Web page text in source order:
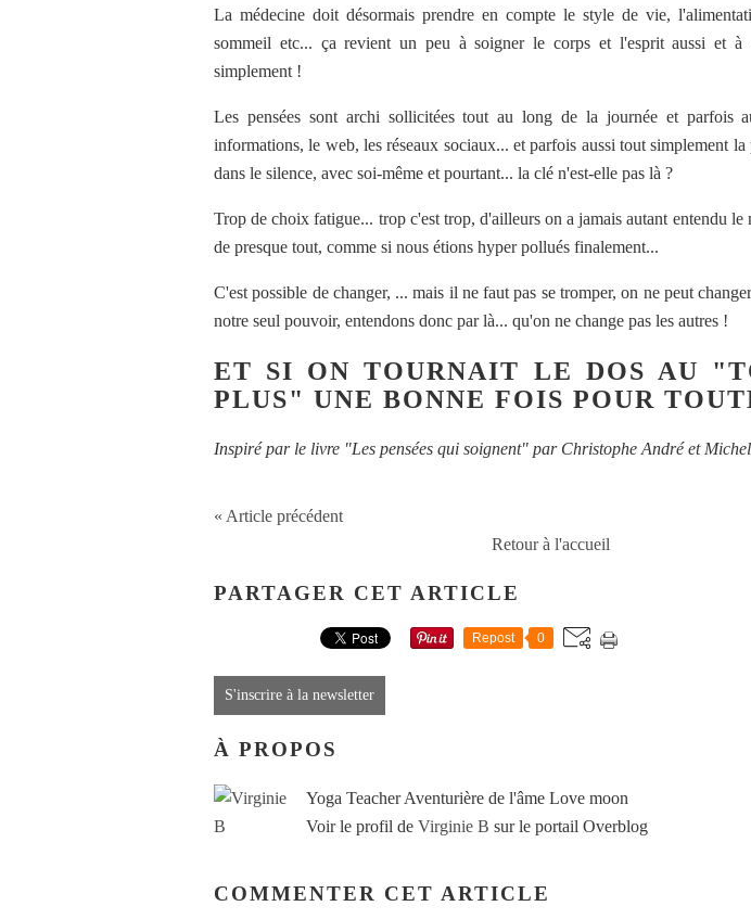
La médecine doit désormais prendre en compte le style de vie,
sommeil etc... ça revient un peu à soigner le corps et l'esprit aussi et à
simplement !
Les pensées sont archi sollicitées tout au long de la journée et parfois
informations, le web, les réseaux sociaux... et parfois aussi tout simplement la
dans le silence, avec soi-même et pourtant... la clé n'est-elle pas là ?
Trop de choix fatigue... trop c'est trop, d'ailleurs on a jamais autant entendu
de presque tout, comme si nous étions hyper pollués finalement...
C'est possible de changer, ... mais il ne faut pas se tromper, on ne peut
notre seul pouvoir, entendons donc par là... qu'on ne change pas les autres !
ET SI ON TOURNAIT LE DOS AU
PLUS" UNE BONNE FOIS POUR
Inspiré par le livre "Les pensées qui soignent" par Christophe André et
« Article précédent
Retour à l'accueil
PARTAGER CET ARTICLE
Repost 0
S'inscrire à la newsletter
À PROPOS
Yoga Teacher Aventurière de l'âme Love moon
Voir le profil de Virginie B sur le portail Overblog
COMMENTER CET ARTICLE